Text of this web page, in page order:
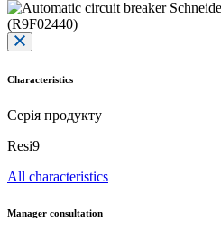
Characteristics
Серія продукту
Resi9
All characteristics
Manager consultation